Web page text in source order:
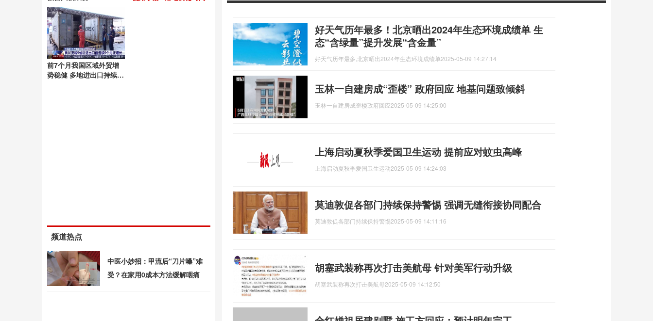
好天气历年最多！北京晒出2024年生态环境成绩单 生
态“含绿量”提升发展“含金量”
好天气历年最多,北京晒出2024年生态环境成绩单2025-05-09 14:27:14
玉林一自建房成“歪楼” 政府回应 地基问题致倾斜
玉林一自建房成歪楼政府回应2025-05-09 14:25:00
上海启动夏秋季爱国卫生运动 提前应对蚊虫高峰
上海启动夏秋季爱国卫生运动2025-05-09 14:24:03
莫迪敦促各部门持续保持警惕 强调无缝衔接协同配合
莫迪敦促各部门持续保持警惕2025-05-09 14:11:16
胡塞武装称再次打击美航母 针对美军行动升级
胡塞武装称再次打击美航母2025-05-09 14:12:50
前7个月我国区域外贸增
势稳健 多地进出口持续增
频道热点
中医小妙招：甲流后“刀片嗓”难
受？在家用0成本方法缓解咽痛